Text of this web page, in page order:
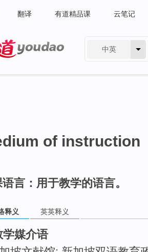
翻译 有道精品课 云笔记
中英
of instruction
言：用于教学的语言。
释义 英英释义
学媒介语